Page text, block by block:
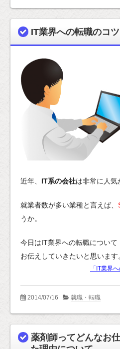
IT業界への転職のコツ
近年、 IT系の会社は非常に人気
就業者数が多い業種と言えば、
うか。
今日はIT業界への転職について
お伝えしていきたいと思います
「IT業界
2014/07/16 就職・転職
薬剤師ってどんなお